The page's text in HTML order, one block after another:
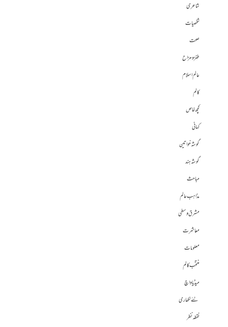
شاعری
شخصیات
صحت
طنز و مزاح
عالم اسلام
کالم
کچھ خاص
کہانی
گوشہ خواتین
گوشہ ہند
مباحث
مذاہب عالم
مشرق وسطی
معاشرت
معلومات
منتخب کالم
میڈیا واچ
نئے لکھاری
نقطہ نظر